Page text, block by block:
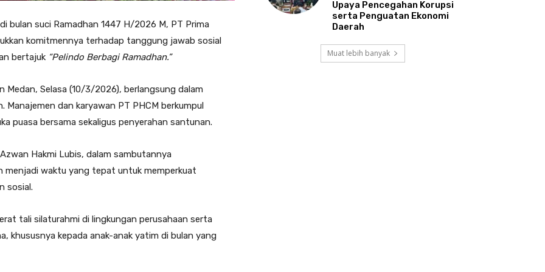
bulan suci Ramadhan 1447 H/2026 M, PT Prima
komitmennya terhadap tanggung jawab sosial
bertajuk “Pelindo Berbagi Ramadhan.”
Medan, Selasa (10/3/2026), berlangsung dalam
dan karyawan PT PHCM berkumpul
puasa bersama sekaligus penyerahan santunan.
Hakmi Lubis, dalam sambutannya
menjadi waktu yang tepat untuk memperkuat
sosial.
tali silaturahmi di lingkungan perusahaan serta
khususnya kepada anak-anak yatim di bulan yang
Upaya Pencegahan Korupsi
serta Penguatan Ekonomi
Daerah
Muat lebih banyak